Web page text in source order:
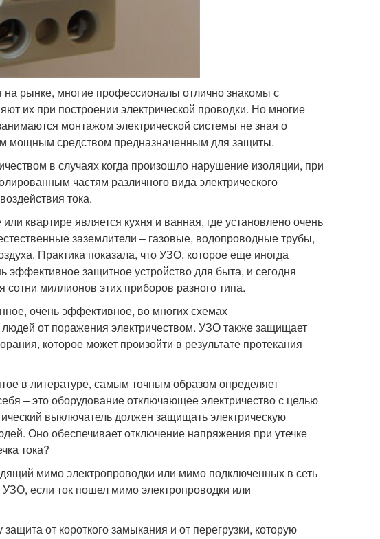
рынке, многие профессионалы отлично знакомы с
их при построении электрической проводки. Но многие
монтажом электрической системы не зная о
мощным средством предназначенным для защиты.
в случаях когда произошло нарушение изоляции, при
частям различного вида электрического
тока.
квартире является кухня и ванная, где установлено очень
заземлители – газовые, водопроводные трубы,
Практика показала, что УЗО, которое еще иногда
защитное устройство для быта, и сегодня
миллионов этих приборов разного типа.
очень эффективное, во многих схемах
от поражения электричеством. УЗО также защищает
которое может произойти в результате протекания
в литературе, самым точным образом определяет
– это оборудование отключающее электричество с целью
выключатель должен защищать электрическую
Оно обеспечивает отключение напряжения при утечке
тока?
мимо электропроводки или мимо подключенных в сеть
УЗО, если ток пошел мимо электропроводки или
от короткого замыкания и от перегрузки, которую